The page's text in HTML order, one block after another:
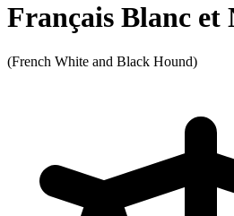
Français Blanc et
(French White and Black Hound)